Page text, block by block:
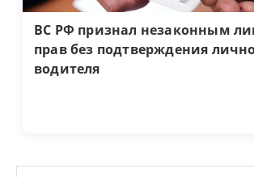
ВС РФ признал незаконным
прав без подтверждения
водителя